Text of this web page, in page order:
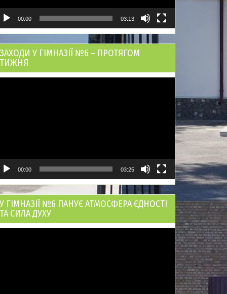
00:00 03:13
ЗАХОДИ У ГІМНАЗІЇ №6 – ПРОТЯГОМ
ТИЖНЯ
00:00 03:25
У ГІМНАЗІЇ №6 ПАНУЄ АТМОСФЕРА ЄДНОСТІ
ТА СИЛА ДУХУ